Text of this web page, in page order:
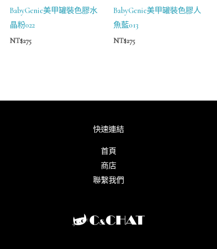
BabyGenie美甲罐裝色膠水
晶粉022
NT$275
BabyGenie美甲罐裝色膠人
魚藍013
NT$275
快速連結
首頁
商店
聯繫我們